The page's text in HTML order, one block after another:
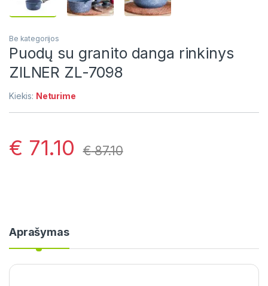
Be kategorijos
Puodų su granito danga rinkinys
ZILNER ZL-7098
Kiekis: Neturime
€ 71.10 €87.10
Aprašymas